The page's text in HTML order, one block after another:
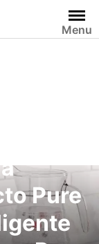
Menu
Pure